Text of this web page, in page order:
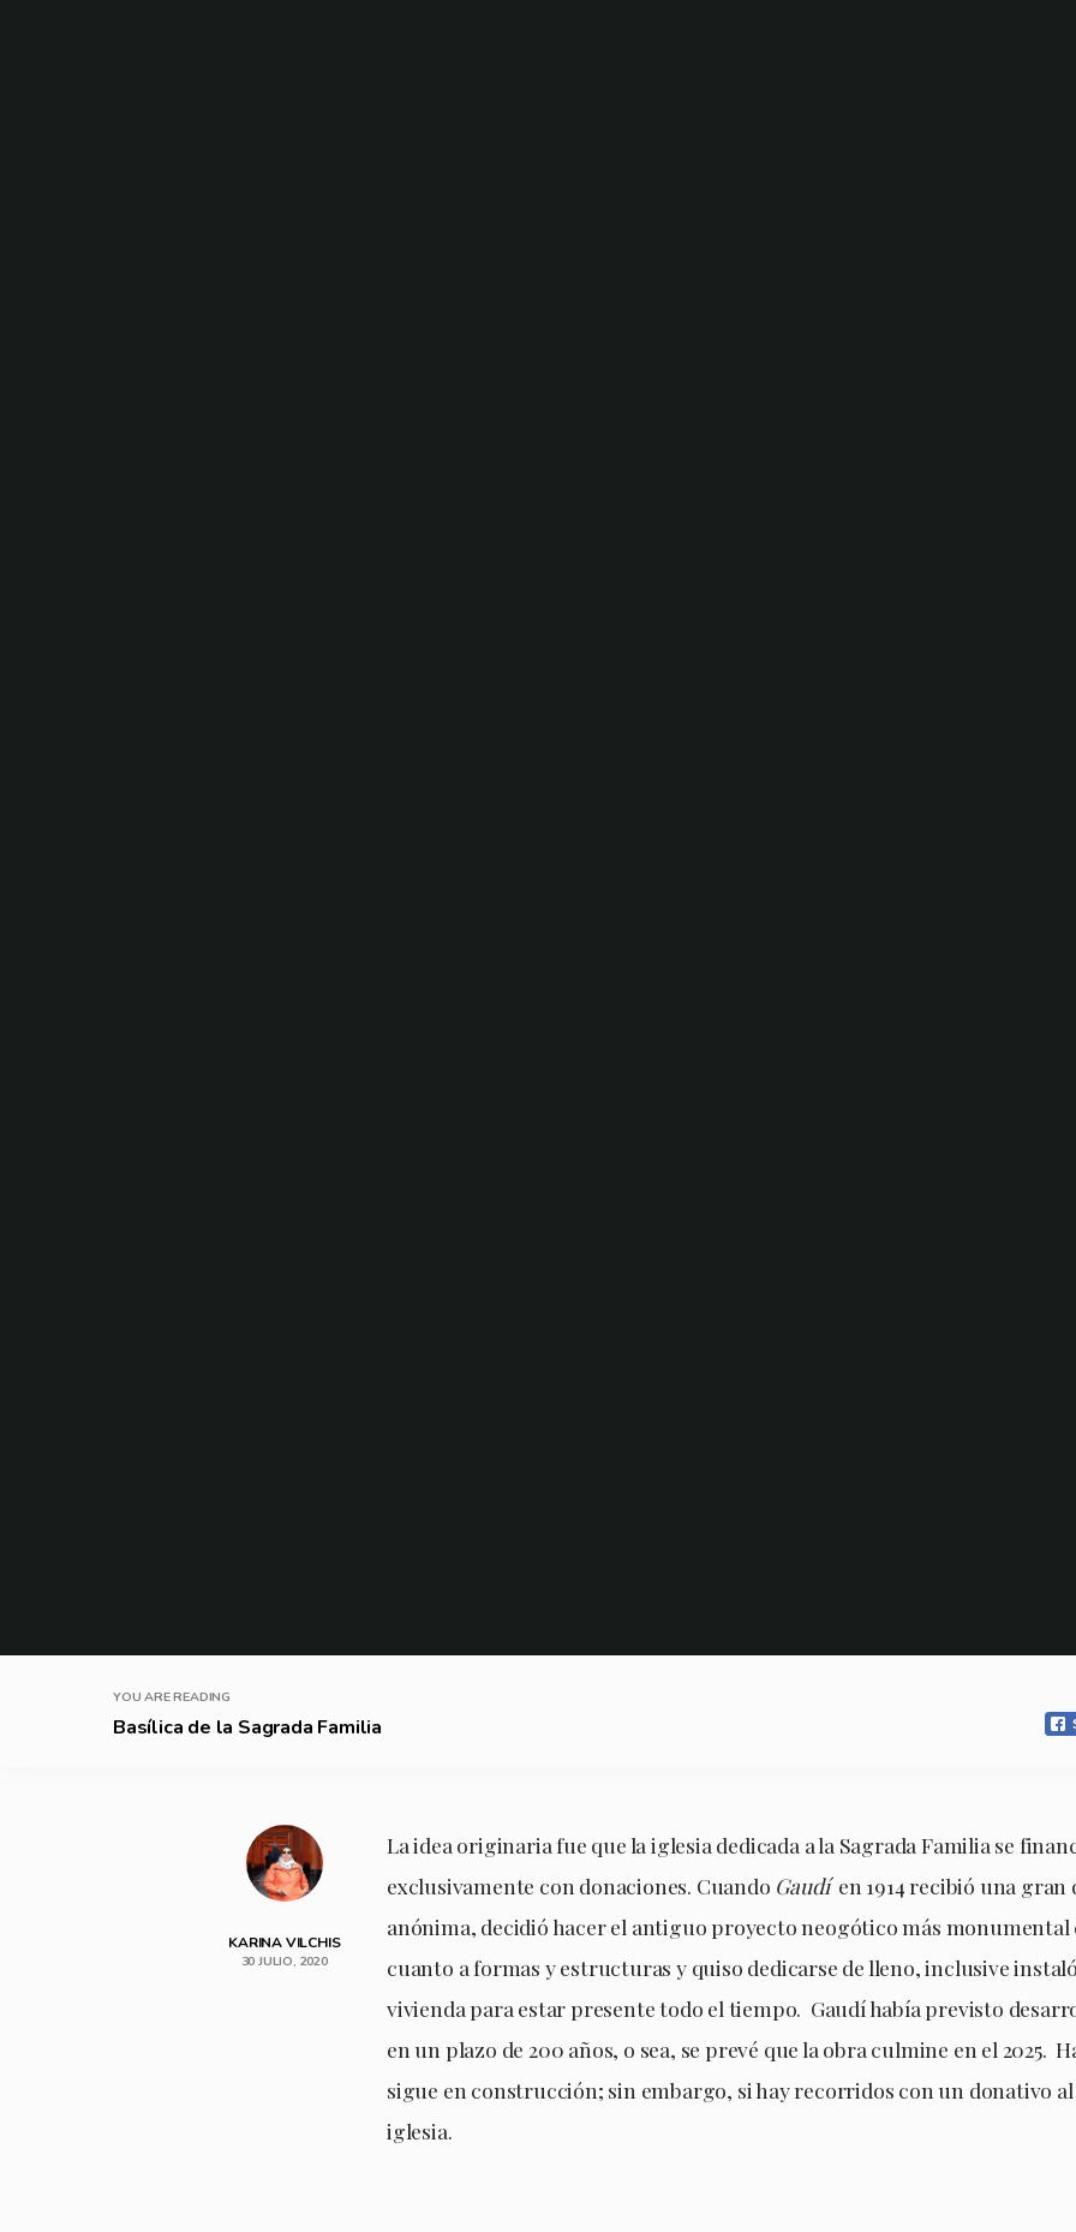
YOU ARE READING
Basílica de la Sagrada Familia
KARINA VILCHIS
30 JULIO, 2020
La idea originaria fue que la iglesia dedicada a la Sagrada Familia se
exclusivamente con donaciones. Cuando Gaudíen 1914 recibió una gran
anónima, decidió hacer el antiguo proyecto neogótico más monumental
cuanto a formas y estructuras y quiso dedicarse de lleno, inclusive
vivienda para estar presente todo el tiempo. Gaudí había previsto
en un plazo de 200 años, o sea, se prevé que la obra culmine en el 2025.
sigue en construcción; sin embargo, si hay recorridos con un donativo
iglesia.